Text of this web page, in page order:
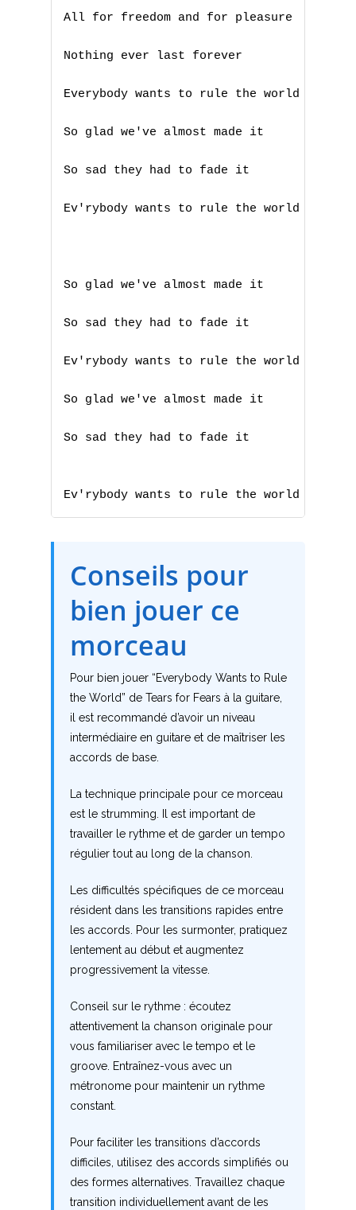
All for freedom and for pleasure
Nothing ever last forever
Everybody wants to rule the world
So glad we've almost made it
So sad they had to fade it
Ev'rybody wants to rule the world
So glad we've almost made it
So sad they had to fade it
Ev'rybody wants to rule the world
So glad we've almost made it
So sad they had to fade it
Ev'rybody wants to rule the world
Conseils pour
bien jouer ce
morceau
Pour bien jouer “Everybody Wants to Rule
the World” de Tears for Fears à la guitare,
il est recommandé d’avoir un niveau
intermédiaire en guitare et de maîtriser les
accords de base.
La technique principale pour ce morceau
est le strumming. Il est important de
travailler le rythme et de garder un tempo
régulier tout au long de la chanson.
Les difficultés spécifiques de ce morceau
résident dans les transitions rapides entre
les accords. Pour les surmonter, pratiquez
lentement au début et augmentez
progressivement la vitesse.
Conseil sur le rythme : écoutez
attentivement la chanson originale pour
vous familiariser avec le tempo et le
groove. Entraînez-vous avec un
métronome pour maintenir un rythme
constant.
Pour faciliter les transitions d’accords
difficiles, utilisez des accords simplifiés ou
des formes alternatives. Travaillez chaque
transition individuellement avant de les
N
O
P
Q
R
T
U
V
Z
Top 100